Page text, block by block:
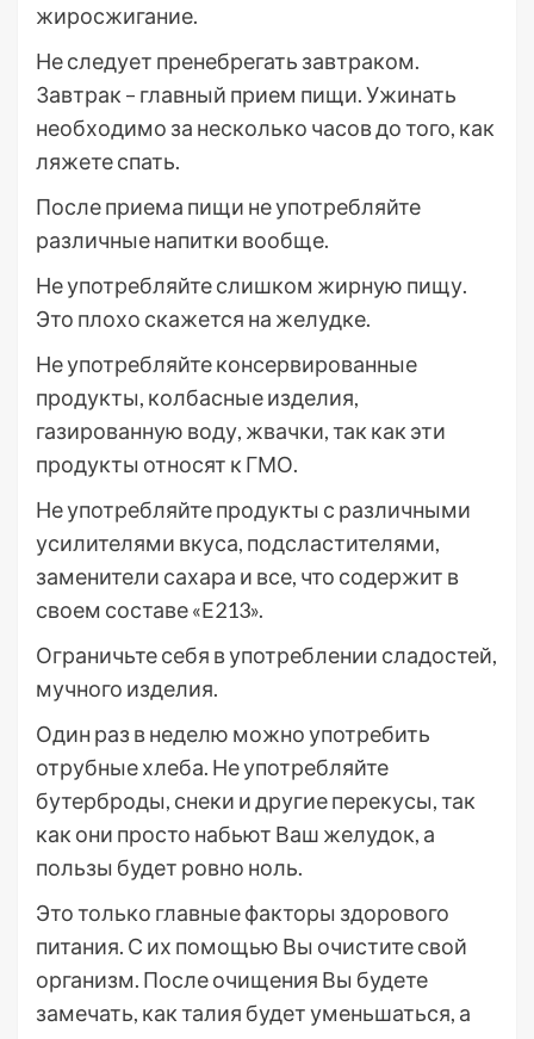
жиросжигание.
Не следует пренебрегать завтраком.
Завтрак – главный прием пищи. Ужинать
необходимо за несколько часов до того, как
ляжете спать.
После приема пищи не употребляйте
различные напитки вообще.
Не употребляйте слишком жирную пищу.
Это плохо скажется на желудке.
Не употребляйте консервированные
продукты, колбасные изделия,
газированную воду, жвачки, так как эти
продукты относят к ГМО.
Не употребляйте продукты с различными
усилителями вкуса, подсластителями,
заменители сахара и все, что содержит в
своем составе «Е213».
Ограничьте себя в употреблении сладостей,
мучного изделия.
Один раз в неделю можно употребить
отрубные хлеба. Не употребляйте
бутерброды, снеки и другие перекусы, так
как они просто набьют Ваш желудок, а
пользы будет ровно ноль.
Это только главные факторы здорового
питания. С их помощью Вы очистите свой
организм. После очищения Вы будете
замечать, как талия будет уменьшаться, а